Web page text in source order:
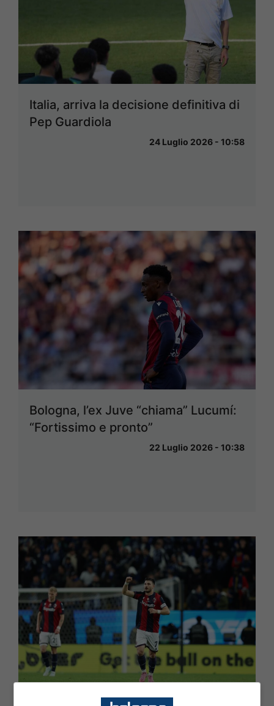
Italia, arriva la decisione definitiva di
Pep Guardiola
24 Luglio 2026 - 10:58
Bologna, l’ex Juve “chiama” Lucumí:
“Fortissimo e pronto”
22 Luglio 2026 - 10:38